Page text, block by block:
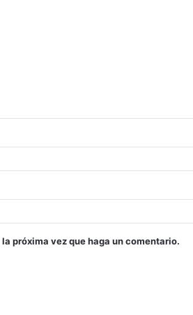
próxima vez que haga un comentario.